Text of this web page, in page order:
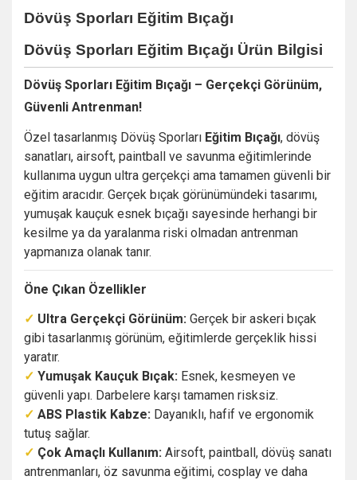
Dövüş Sporları Eğitim Bıçağı
Dövüş Sporları Eğitim Bıçağı Ürün Bilgisi
Dövüş Sporları Eğitim Bıçağı – Gerçekçi Görünüm,
Güvenli Antrenman!
Özel tasarlanmış Dövüş Sporları Eğitim Bıçağı, dövüş
sanatları, airsoft, paintball ve savunma eğitimlerinde
kullanıma uygun ultra gerçekçi ama tamamen güvenli bir
eğitim aracıdır. Gerçek bıçak görünümündeki tasarımı,
yumuşak kauçuk esnek bıçağı sayesinde herhangi bir
kesilme ya da yaralanma riski olmadan antrenman
yapmanıza olanak tanır.
Öne Çıkan Özellikler
✓ Ultra Gerçekçi Görünüm: Gerçek bir askeri bıçak
gibi tasarlanmış görünüm, eğitimlerde gerçeklik hissi
yaratır.
✓ Yumuşak Kauçuk Bıçak: Esnek, kesmeyen ve
güvenli yapı. Darbelere karşı tamamen risksiz.
✓ ABS Plastik Kabze: Dayanıklı, hafif ve ergonomik
tutuş sağlar.
✓ Çok Amaçlı Kullanım: Airsoft, paintball, dövüş sanatı
antrenmanları, öz savunma eğitimi, cosplay ve daha